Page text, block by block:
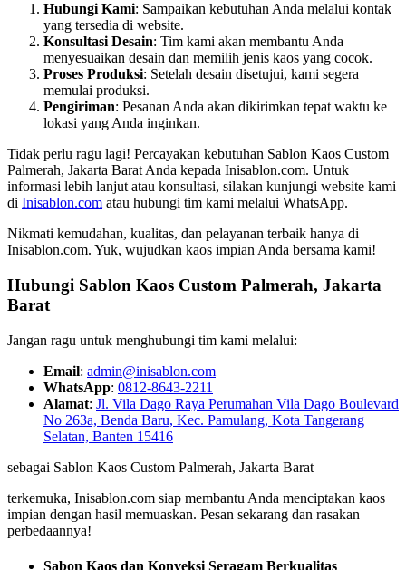
Hubungi Kami: Sampaikan kebutuhan Anda melalui kontak
yang tersedia di website.
Konsultasi Desain: Tim kami akan membantu Anda
menyesuaikan desain dan memilih jenis kaos yang cocok.
Proses Produksi: Setelah desain disetujui, kami segera
memulai produksi.
Pengiriman: Pesanan Anda akan dikirimkan tepat waktu ke
lokasi yang Anda inginkan.
Tidak perlu ragu lagi! Percayakan kebutuhan Sablon Kaos Custom
Palmerah, Jakarta Barat Anda kepada Inisablon.com. Untuk
informasi lebih lanjut atau konsultasi, silakan kunjungi website kami
di Inisablon.com atau hubungi tim kami melalui WhatsApp.
Nikmati kemudahan, kualitas, dan pelayanan terbaik hanya di
Inisablon.com. Yuk, wujudkan kaos impian Anda bersama kami!
Hubungi Sablon Kaos Custom Palmerah, Jakarta
Barat
Jangan ragu untuk menghubungi tim kami melalui:
Email: admin@inisablon.com
WhatsApp: 0812-8643-2211
Alamat: Jl. Vila Dago Raya Perumahan Vila Dago Boulevard
No 263a, Benda Baru, Kec. Pamulang, Kota Tangerang
Selatan, Banten 15416
sebagai Sablon Kaos Custom Palmerah, Jakarta Barat
terkemuka, Inisablon.com siap membantu Anda menciptakan kaos
impian dengan hasil memuaskan. Pesan sekarang dan rasakan
perbedaannya!
Sabon Kaos dan Konveksi Seragam Berkualitas